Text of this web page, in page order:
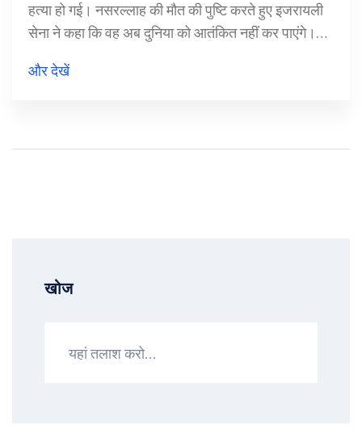
हत्या हो गई। नसरल्लाह की मौत की पुष्टि करते हुए इजरायली
सेना ने कहा कि वह अब दुनिया को आतंकित नहीं कर पाएंगे।
तबाह हो गए, जिसमें कम से कम छह मौतें और 90 से अधिक
और देखें
खोज